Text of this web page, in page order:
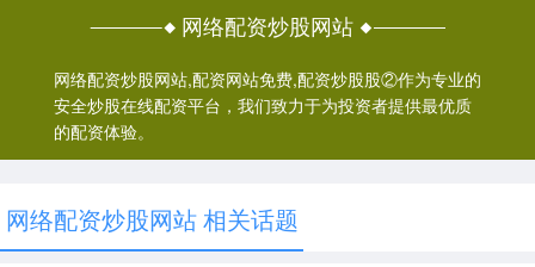
网络配资炒股网站
网络配资炒股网站,配资网站免费,配资炒股股②作为专业的
安全炒股在线配资平台，我们致力于为投资者提供最优质
的配资体验。
网络配资炒股网站 相关话题